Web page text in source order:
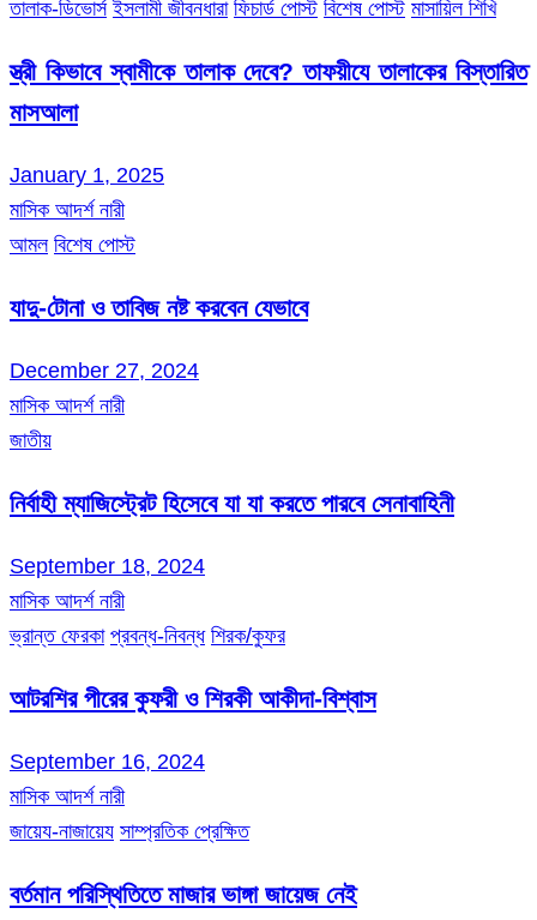
তালাক-ডিভোর্স ইসলামী জীবনধারা ফিচার্ড পোস্ট বিশেষ পোস্ট মাসায়িল শিখি
স্ত্রী কিভাবে স্বামীকে তালাক দেবে? তাফয়ীযে তালাকের বিস্তারিত
মাসআলা
January 1, 2025
মাসিক আদর্শ নারী
আমল বিশেষ পোস্ট
যাদু-টোনা ও তাবিজ নষ্ট করবেন যেভাবে
December 27, 2024
মাসিক আদর্শ নারী
জাতীয়
নির্বাহী ম্যাজিস্ট্রেট হিসেবে যা যা করতে পারবে সেনাবাহিনী
September 18, 2024
মাসিক আদর্শ নারী
ভ্রান্ত ফেরকা প্রবন্ধ-নিবন্ধ শিরক/কুফর
আটরশির পীরের কুফরী ও শিরকী আকীদা-বিশ্বাস
September 16, 2024
মাসিক আদর্শ নারী
জায়েয-নাজায়েয সাম্প্রতিক প্রেক্ষিত
বর্তমান পরিস্থিতিতে মাজার ভাঙ্গা জায়েজ নেই